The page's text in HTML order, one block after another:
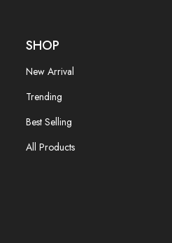
SHOP
New Arrival
Trending
Best Selling
All Products